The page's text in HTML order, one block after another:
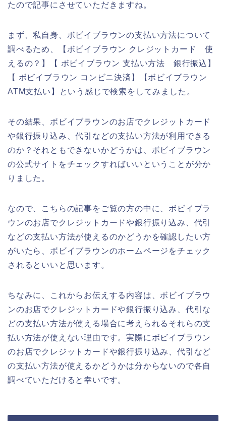
たので記事にさせていただきますね。
まず、私自身、ボビイブラウンの支払い方法について
調べるため、【ボビイブラウン クレジットカード 使
えるの？】【 ボビイブラウン 支払い方法 銀行振込】
【 ボビイブラウン コンビニ決済】【ボビイブラウン
ATM支払い】という感じで検索をしてみました。
その結果、ボビイブラウンのお店でクレジットカード
や銀行振り込み、代引などの支払い方法が利用できる
のか？それともできないかどうかは、ボビイブラウン
の公式サイトをチェックすればいいということが分か
りました。
なので、こちらの記事をご覧の方の中に、ボビイブラ
ウンのお店でクレジットカードや銀行振り込み、代引
などの支払い方法が使えるのかどうかを確認したい方
がいたら、ボビイブラウンのホームページをチェック
されるといいと思います。
ちなみに、これからお伝えする内容は、ボビイブラウ
ンのお店でクレジットカードや銀行振り込み、代引な
どの支払い方法が使える場合に考えられるそれらの支
払い方法が使えない理由です。実際にボビイブラウン
のお店でクレジットカードや銀行振り込み、代引など
の支払い方法が使えるかどうかは分からないので各自
調べていただけると幸いです。